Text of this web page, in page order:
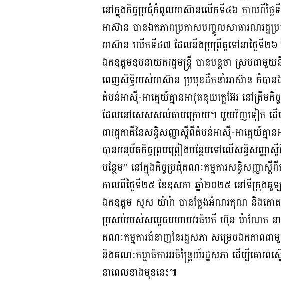
នៅក្នុងកិច្ចប្រជុំកំពូលអាស៊ានលើកទី៤៦ កាលពីថ្
អាស៊ាន បានឯកភាពប្រកាសបញ្ចូលសាធារណរដ្ឋ
អាស៊ាន លើកទី៤៧ ដែលនឹងប្រព្រឹត្តទៅនាថ្ងៃទី
ឯកឧត្តមឧបនាយករដ្ឋមន្ត្រី បានបន្តថា ស្របជាមួ
ពេញសិទ្ធិរបស់អាស៊ាន ប្រមុខដឹកនាំអាស៊ាន ក៏បានឯ
តំបន់អាស៊ី-អាគ្នេយ៍គ្មានអាវុធនុយក្លេអ៊ែរ នៅត្
ដែលនៅសេសសល់តាមក្រោយ។ មួយវិញទៀត ដើម្បីបំ
ជារដ្ឋភាគីនៃសន្ធិសញ្ញាស្តីពីតំបន់អាស៊ី-អាគ្នេយ៍គ្មា
បានអនុម័តកិច្ចព្រមព្រៀងបន្ថែមទៅលើសន្ធិសញ្ញា
បន្ថែម” នៅក្នុងកិច្ចប្រជុំគណៈកម្មការសន្ធិសញ្ញាស្
កាលពីថ្ងៃទី២៥ ខែឧសភា ឆ្នាំ២០២៥ នៅទីក្រុងគួឡ
ឯកឧត្តម សួស យ៉ារ៉ា បានថ្លែងអំណរគុណ និងកោតស
ប្រសប់របស់សម្តេចមហាបវរធិបតី ហ៊ុន ម៉ាណែត នាយក
គណៈកម្មការជំនាញនៃរដ្ឋសភា សម្រេចឯកភាពជា
និងគណៈកម្មាធិការអចិន្ត្រៃយ៍រដ្ឋសភា ដើម្បីគោរព
នាពេលខាងមុខនេះ៕